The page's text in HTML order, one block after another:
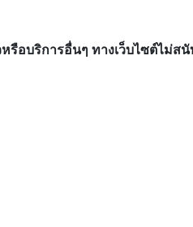
รือบริการอื่นๆ ทางเว็บไซต์ไม่ส